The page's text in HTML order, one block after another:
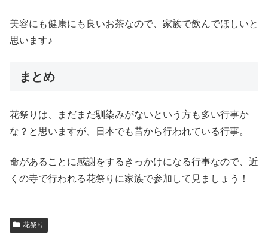
美容にも健康にも良いお茶なので、家族で飲んでほしいと
思います♪
まとめ
花祭りは、まだまだ馴染みがないという方も多い行事か
な？と思いますが、日本でも昔から行われている行事。
命があることに感謝をするきっかけになる行事なので、近
くの寺で行われる花祭りに家族で参加して見ましょう！
花祭り